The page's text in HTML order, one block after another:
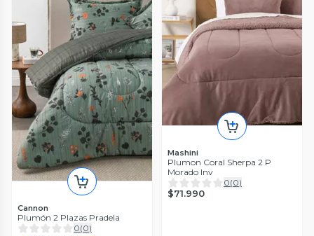
Cannon
Plumón 2 Plazas Pradela
0(0)
Mashini
Plumon Coral Sherpa 2 P
Morado Inv
0(0)
$71.990